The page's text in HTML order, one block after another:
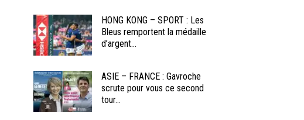
HONG KONG – SPORT : Les
Bleus remportent la médaille
d’argent...
ASIE – FRANCE : Gavroche
scrute pour vous ce second
tour...